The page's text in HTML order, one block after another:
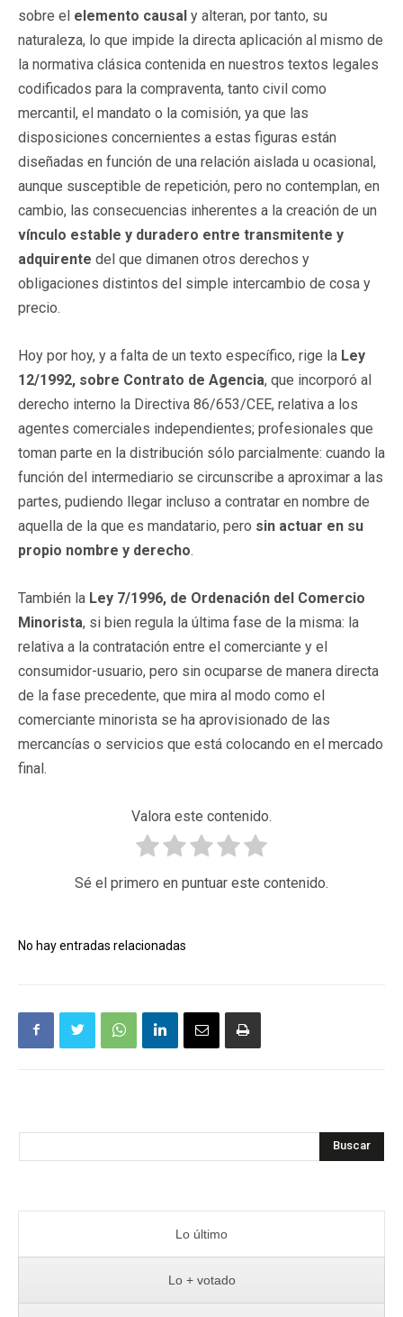
sobre el elemento causal y alteran, por tanto, su
naturaleza, lo que impide la directa aplicación al mismo de
la normativa clásica contenida en nuestros textos legales
codificados para la compraventa, tanto civil como
mercantil, el mandato o la comisión, ya que las
disposiciones concernientes a estas figuras están
diseñadas en función de una relación aislada u ocasional,
aunque susceptible de repetición, pero no contemplan, en
cambio, las consecuencias inherentes a la creación de un
vínculo estable y duradero entre transmitente y
adquirente del que dimanen otros derechos y
obligaciones distintos del simple intercambio de cosa y
precio.
Hoy por hoy, y a falta de un texto específico, rige la Ley
12/1992, sobre Contrato de Agencia, que incorporó al
derecho interno la Directiva 86/653/CEE, relativa a los
agentes comerciales independientes; profesionales que
toman parte en la distribución sólo parcialmente: cuando la
función del intermediario se circunscribe a aproximar a las
partes, pudiendo llegar incluso a contratar en nombre de
aquella de la que es mandatario, pero sin actuar en su
propio nombre y derecho.
También la Ley 7/1996, de Ordenación del Comercio
Minorista, si bien regula la última fase de la misma: la
relativa a la contratación entre el comerciante y el
consumidor-usuario, pero sin ocuparse de manera directa
de la fase precedente, que mira al modo como el
comerciante minorista se ha aprovisionado de las
mercancías o servicios que está colocando en el mercado
final.
Valora este contenido.
Sé el primero en puntuar este contenido.
No hay entradas relacionadas
Buscar
Lo último
Lo + votado